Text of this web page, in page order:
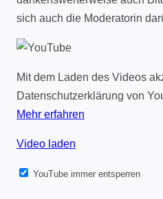
sich auch die Moderatorin
Mit dem Laden des Videos
Datenschutzerklärung von
Mehr erfahren
Video laden
YouTube immer entsperren